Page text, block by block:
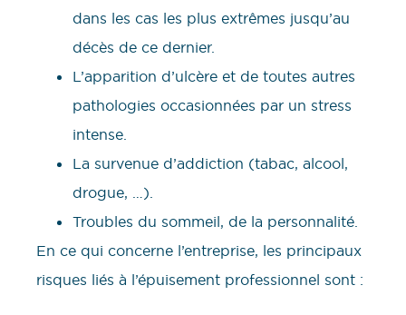
dans les cas les plus extrêmes jusqu’au
décès de ce dernier.
L’apparition d’ulcère et de toutes autres
pathologies occasionnées par un stress
intense.
La survenue d’addiction (tabac, alcool,
drogue, …).
Troubles du sommeil, de la personnalité.
En ce qui concerne l’entreprise, les principaux
risques liés à l’épuisement professionnel sont :